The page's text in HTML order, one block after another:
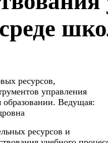
ресурсов,
управления
Ведущая:
ресурсов и